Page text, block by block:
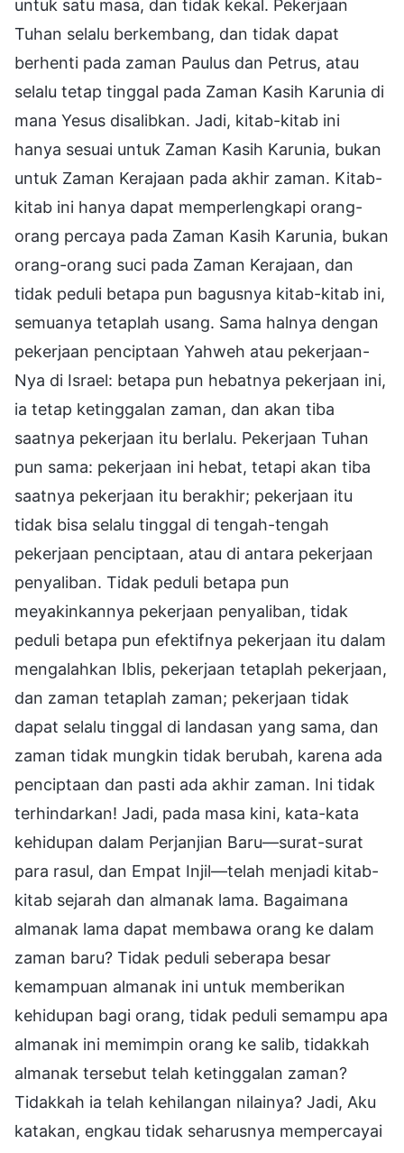
untuk satu masa, dan tidak kekal. Pekerjaan
Tuhan selalu berkembang, dan tidak dapat
berhenti pada zaman Paulus dan Petrus, atau
selalu tetap tinggal pada Zaman Kasih Karunia di
mana Yesus disalibkan. Jadi, kitab-kitab ini
hanya sesuai untuk Zaman Kasih Karunia, bukan
untuk Zaman Kerajaan pada akhir zaman. Kitab-
kitab ini hanya dapat memperlengkapi orang-
orang percaya pada Zaman Kasih Karunia, bukan
orang-orang suci pada Zaman Kerajaan, dan
tidak peduli betapa pun bagusnya kitab-kitab ini,
semuanya tetaplah usang. Sama halnya dengan
pekerjaan penciptaan Yahweh atau pekerjaan-
Nya di Israel: betapa pun hebatnya pekerjaan ini,
ia tetap ketinggalan zaman, dan akan tiba
saatnya pekerjaan itu berlalu. Pekerjaan Tuhan
pun sama: pekerjaan ini hebat, tetapi akan tiba
saatnya pekerjaan itu berakhir; pekerjaan itu
tidak bisa selalu tinggal di tengah-tengah
pekerjaan penciptaan, atau di antara pekerjaan
penyaliban. Tidak peduli betapa pun
meyakinkannya pekerjaan penyaliban, tidak
peduli betapa pun efektifnya pekerjaan itu dalam
mengalahkan Iblis, pekerjaan tetaplah pekerjaan,
dan zaman tetaplah zaman; pekerjaan tidak
dapat selalu tinggal di landasan yang sama, dan
zaman tidak mungkin tidak berubah, karena ada
penciptaan dan pasti ada akhir zaman. Ini tidak
terhindarkan! Jadi, pada masa kini, kata-kata
kehidupan dalam Perjanjian Baru—surat-surat
para rasul, dan Empat Injil—telah menjadi kitab-
kitab sejarah dan almanak lama. Bagaimana
almanak lama dapat membawa orang ke dalam
zaman baru? Tidak peduli seberapa besar
kemampuan almanak ini untuk memberikan
kehidupan bagi orang, tidak peduli semampu apa
almanak ini memimpin orang ke salib, tidakkah
almanak tersebut telah ketinggalan zaman?
Tidakkah ia telah kehilangan nilainya? Jadi, Aku
katakan, engkau tidak seharusnya mempercayai